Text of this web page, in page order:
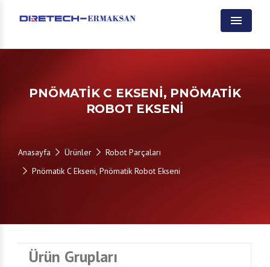
Menu
PNÖMATIK C EKSENI, PNÖMATIK
ROBOT EKSENI
Anasayfa Ürünler
Robot Parçaları
Pnömatik C Ekseni, Pnömatik Robot Ekseni
Ürün Grupları